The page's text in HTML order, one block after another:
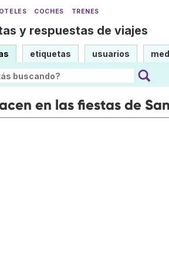
COCHES TRENES
y respuestas de viajes
etiquetas usuarios
en las fiestas de